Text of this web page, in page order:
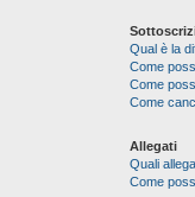
Qual è la
Come
Come
Come
Allegati
Quali
Come